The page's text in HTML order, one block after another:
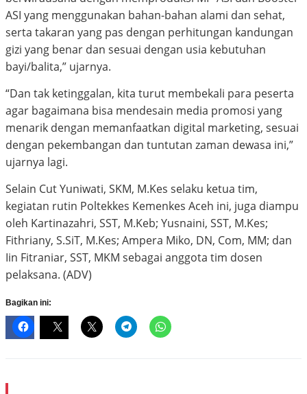
berwirausaha dengan memproduksi MP-ASI dan Booster
ASI yang menggunakan bahan-bahan alami dan sehat,
serta takaran yang pas dengan perhitungan kandungan
gizi yang benar dan sesuai dengan usia kebutuhan
bayi/balita,” ujarnya.
“Dan tak ketinggalan, kita turut membekali para peserta
agar bagaimana bisa mendesain media promosi yang
menarik dengan memanfaatkan digital marketing, sesuai
dengan pekembangan dan tuntutan zaman dewasa ini,”
ujarnya lagi.
kegiatan rutin Poltekkes Kemenkes Aceh ini, juga diampu
oleh Kartinazahri, SST, M.Keb; Yusnaini, SST, M.Kes;
Fithriany, S.SiT, M.Kes; Ampera Miko, DN, Com, MM; dan